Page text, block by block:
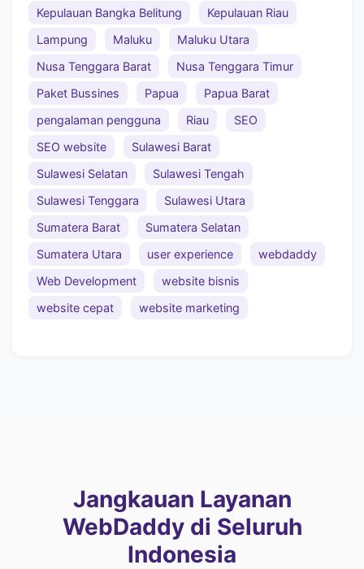
Kepulauan Bangka Belitung
Kepulauan Riau
Lampung
Maluku
Maluku Utara
Nusa Tenggara Barat
Nusa Tenggara Timur
Paket Bussines
Papua
Papua Barat
pengalaman pengguna
Riau
SEO
SEO website
Sulawesi Barat
Sulawesi Selatan
Sulawesi Tengah
Sulawesi Tenggara
Sulawesi Utara
Sumatera Barat
Sumatera Selatan
Sumatera Utara
user experience
webdaddy
Web Development
website bisnis
website cepat
website marketing
Jangkauan Layanan
WebDaddy di Seluruh
Indonesia